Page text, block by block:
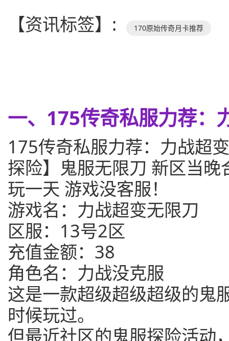
【资讯标签】:
170原始传奇月卡推荐
一、175传奇私服力荐：
175传奇私服力荐：力战超
探险】鬼服无限刀 新区当
玩一天 游戏没客服！
游戏名：力战超变无限刀
区服：13号2区
充值金额：38
角色名：力战没克服
这是一款超级超级超级的鬼
时候玩过。
但最近社区的鬼服探险活动